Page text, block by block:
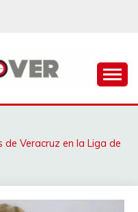
Veracruz en la Liga de